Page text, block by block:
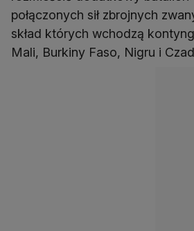
połączonych sił zbrojnych
skład których wchodzą
Mali, Burkiny Faso, Nigru i